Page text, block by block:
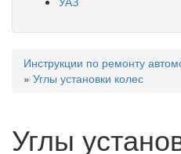
Вы здесь
Инструкции по ремонту
» Углы установки колес
Углы